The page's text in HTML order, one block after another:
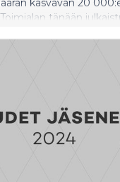
tänään
sekä T&K-
Puolijohteilla
kilpailukyvyn